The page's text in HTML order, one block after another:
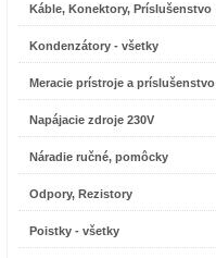
Káble, Konektory, Príslušenstvo
Kondenzátory - všetky
Meracie prístroje a príslušenstvo
Napájacie zdroje 230V
Náradie ručné, pomôcky
Odpory, Rezistory
Poistky - všetky